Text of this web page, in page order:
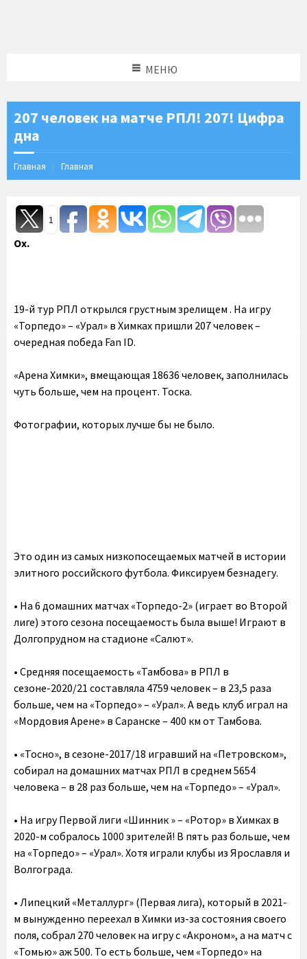
МЕНЮ
207 человек на матче РПЛ! 207! Цифра
дна
Главная Главная
1
Ох.
19-й тур РПЛ открылся грустным зрелищем . На игру
«Торпедо» – «Урал» в Химках пришли 207 человек –
очередная победа Fan ID.
«Арена Химки», вмещающая 18636 человек, заполнилась
чуть больше, чем на процент. Тоска.
Фотографии, которых лучше бы не было.
Это один из самых низкопосещаемых матчей в истории
элитного российского футбола. Фиксируем безнадегу.
•‎ На 6 домашних матчах «Торпедо-2» (играет во Второй
лиге) этого сезона посещаемость была выше! Играют в
Долгопрудном на стадионе «Салют».
•‎ Средняя посещаемость «Тамбова» в РПЛ в
сезоне-2020/21 составляла 4759 человек – в 23,5 раза
больше, чем на «Торпедо» – «Урал». А ведь клуб играл на
«Мордовия Арене» в Саранске – 400 км от Тамбова.
•‎ «Тосно», в сезоне-2017/18 игравший на «Петровском»,
собирал на домашних матчах РПЛ в среднем 5654
человека – в 28 раз больше, чем на «Торпедо» – «Урал».
• На игру Первой лиги «Шинник » – «Ротор» в Химках в
2020-м собралось 1000 зрителей! В пять раз больше, чем
на «Торпедо» – «Урал». Хотя играли клубы из Ярославля и
Волгограда.
• Липецкий «Металлург» (Первая лига), который в 2021-
м вынужденно переехал в Химки из-за состояния своего
поля, собрал 270 человек на игру с «Акроном», а на матч с
«Томью» аж 500. То есть больше, чем «Торпедо» на